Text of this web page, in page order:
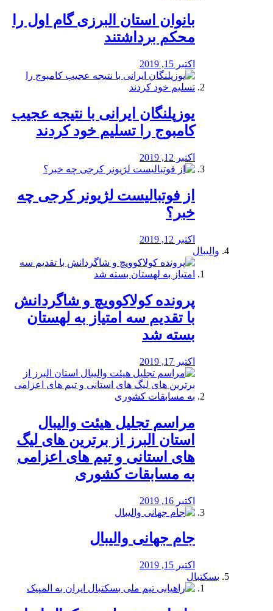
بانوان استان البرزی گام اول را
محكم برداشتند
اکتبر 15, 2019
یوزپلنگان ایرانی با نتیجه عجیب
کامبوج را تسلیم خود کردند
اکتبر 12, 2019
از فوتبالیست لژیونر کرجی چه
خبر؟
اکتبر 12, 2019
والیبال
پرونده کولاکوویچ و شاگردانش
با تقدیم سه امتیاز به لهستان
بسته شد
اکتبر 17, 2019
مراسم تجلیل هیئت والیبال
استان البرز از برترین های لیگ
های استانی و تیم های اعزامی
به مسابقات کشوری
اکتبر 16, 2019
جام جهانی والیبال
اکتبر 15, 2019
بسکتبال